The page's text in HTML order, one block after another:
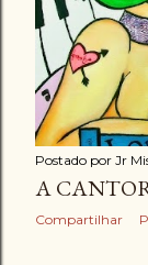
Postado por Jr
A
Compartilhar